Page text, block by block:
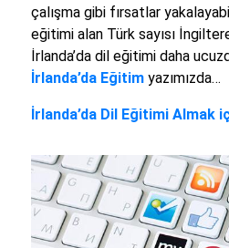
çalışma gibi fırsatlar
eğitimi alan Türk sayısı
İrlanda’da dil eğitimi daha
İrlanda’da Eğitim yazımızda…
İrlanda’da Dil Eğitimi Almak